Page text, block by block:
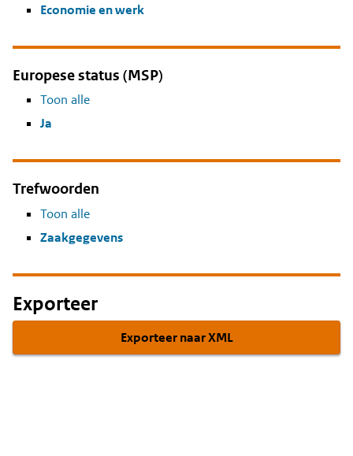
Economie en werk
Europese status (MSP)
Toon alle
Ja
Trefwoorden
Toon alle
Zaakgegevens
Exporteer
Exporteer naar XML